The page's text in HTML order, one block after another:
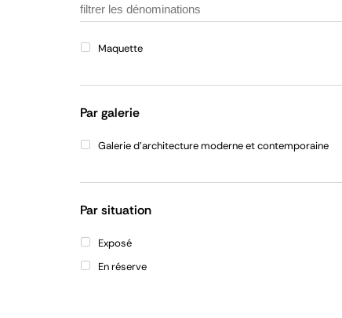
Maquette
Par galerie
Galerie d'architecture moderne et contemporaine
Par situation
Exposé
En réserve